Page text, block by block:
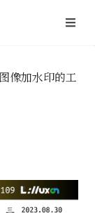
像加水印的工